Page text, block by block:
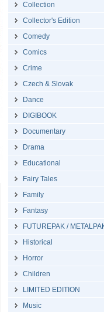
Collection
Collector's Edition
Comedy
Comics
Crime
Czech & Slovak
Dance
DIGIBOOK
Documentary
Drama
Educational
Fairy Tales
Family
Fantasy
FUTUREPAK /
Historical
Horror
Children
LIMITED EDITION
Music